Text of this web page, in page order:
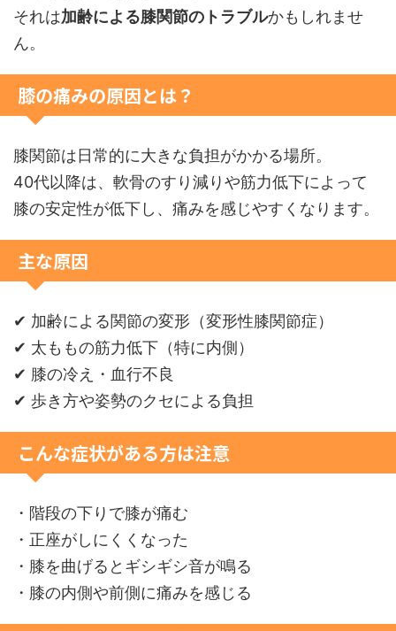
それは加齢による膝関節のトラブルかもしれませ
ん。
膝の痛みの原因とは？
膝関節は日常的に大きな負担がかかる場所。
40代以降は、軟骨のすり減りや筋力低下によって
膝の安定性が低下し、痛みを感じやすくなります。
主な原因
✔ 加齢による関節の変形（変形性膝関節症）
✔ 太ももの筋力低下（特に内側）
✔ 膝の冷え・血行不良
✔ 歩き方や姿勢のクセによる負担
こんな症状がある方は注意
・階段の下りで膝が痛む
・正座がしにくくなった
・膝を曲げるとギシギシ音が鳴る
・膝の内側や前側に痛みを感じる